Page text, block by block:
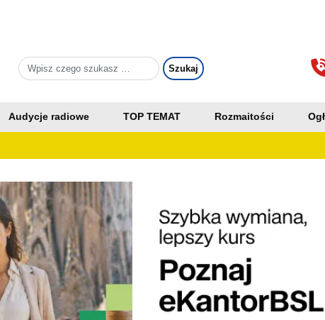
Audycje radiowe TOP TEMAT Rozmaitości